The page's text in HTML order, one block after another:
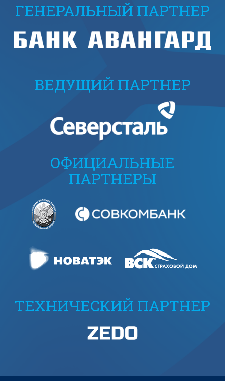
ГЕНЕРАЛЬНЫЙ ПАРТНЕР
ВЕДУЩИЙ ПАРТНЕР
ОФИЦИАЛЬНЫЕ
ПАРТНЕРЫ
ТЕХНИЧЕСКИЙ ПАРТНЕР